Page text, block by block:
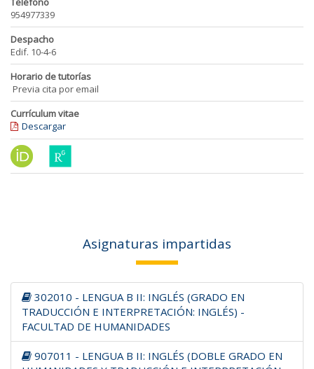
954977339
Despacho
Edif. 10-4-6
Horario de tutorías
Previa cita por email
Currículum vitae
Descargar
Asignaturas impartidas
302010 - LENGUA B II: INGLÉS (GRADO EN
TRADUCCIÓN E INTERPRETACIÓN: INGLÉS) -
FACULTAD DE HUMANIDADES
907011 - LENGUA B II: INGLÉS (DOBLE GRADO EN